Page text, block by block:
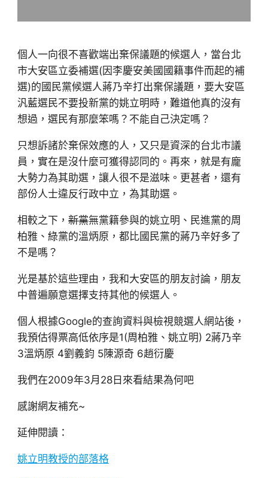
個人一向很不喜歡端出棄保議題的候選人，當台北
市大安區立委補選(因李慶安美國國籍事件而起的補
選)的國民黨候選人蔣乃辛打出棄保議題，要大安區
汎藍選民不要投新黨的姚立明時，難道他真的沒有
想過，選民有那麼笨嗎？不能自己決定嗎？
只想訴諸於棄保效應的人，又只是資深的台北市議
員，實在是沒什麼可獲得認同的。再來，就是有龐
大勢力為其助選，讓人很不是滋味。更甚者，還有
部份人士違反行政中立，為其助選。
相較之下， 新黨無黨籍參與的姚立明、民進黨的周
柏雅、綠黨的溫炳原，都比國民黨的蔣乃辛好多了
不是嗎？
光是基於這些理由，我和大安區的朋友討論，朋友
中普遍願意選擇支持其他的候選人。
個人根據Google的查詢資料與檢視競選人網站後，
我預估得票高低依序是1(周柏雅、姚立明) 2蔣乃辛
3溫炳原 4劉義鈞 5陳源奇 6趙衍慶
我們在2009年3月28日來看結果為何吧
感謝網友補充~
延伸閱讀：
姚立明教授的部落格